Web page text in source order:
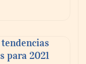
para 2021